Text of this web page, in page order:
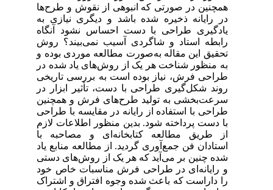
همچنین در صورتی که انبوهی از نقوش و طرح‌ها
در رایانه ذخیره شده باشد و دیگری نیازی به
یادگیری طراحی با دست احساس نشود آنگاه
رابطه استاد و شاگردی آسیب نمی‌بیند؟ روش
تحقیق این مقاله به‌صورت مطالعه موردی بوده و
به منظور شناخت هر یک از روش‌های یاد شده در
طراحی فرش، نیاز بوده است به بررسی تاریخی
روند شکل‌گیری طراحی با دست، تأثیر ابزار در
سرعت‌بخشی به تولید طرح‌های فرش و همچنین
طراحی با استفاده از رایانه در مقایسه با طراحی
با دست پرداخته شود. بدین منظور اطلاعات لازم
از طریق مطالعه کتابخانه‌ای و مصاحبه با
استادان فن جمع‌آوری گردید. از مطالعه منابع یاد
شده چنین بر می‌آید که هر یک از روش‌های دستی
و رایانه‌ای در طراحی فرش مناسبات خاص خود
را داراست که باعث شده وجوه افتراق و اشتراک